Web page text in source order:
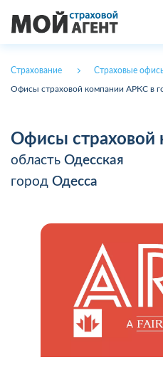
Страхование Страховые
Офисы страховой компании АРКС в
Офисы страховой
область Одесская
город Одесса